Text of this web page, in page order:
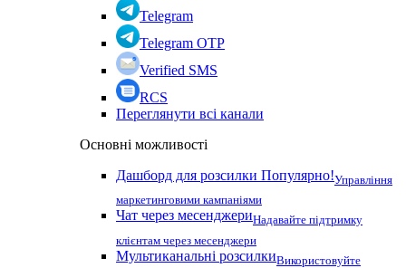
Telegram
Telegram OTP
Verified SMS
RCS
Переглянути всі канали
Основні можливості
Дашборд для розсилки Популярно!Управління
маркетинговими кампаніями
Чат через месенджериНадавайте підтримку
клієнтам через месенджери
Мультиканальні розсилкиВикористовуйте